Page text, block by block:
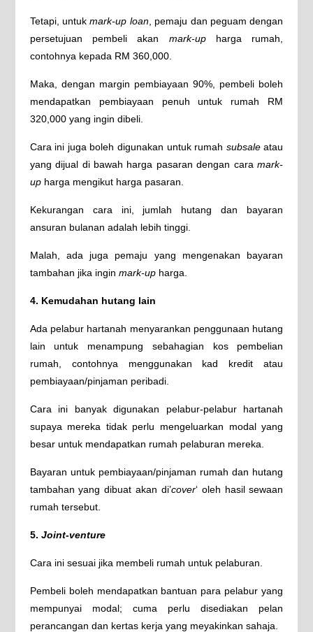
Tetapi, untukmark-up loan, pemaju dan peguam dengan
persetujuan pembeli akan mark-upharga rumah,
contohnya kepada RM 360,000.
Maka, dengan margin pembiayaan 90%, pembeli boleh
mendapatkan pembiayaan penuh untuk rumah RM
320,000 yang ingin dibeli.
Cara ini juga boleh digunakan untuk rumah subsaleatau
yang dijual di bawah harga pasaran dengan caramark-
upharga mengikut harga pasaran.
Kekurangan cara ini, jumlah hutang dan bayaran
ansuran bulanan adalah lebih tinggi.
Malah, ada juga pemaju yang mengenakan bayaran
tambahan jika ingin mark-upharga.
4. Kemudahan hutang lain
Ada pelabur hartanah menyarankan penggunaan hutang
lain untuk menampung sebahagian kos pembelian
rumah, contohnya menggunakan kad kredit atau
pembiayaan/pinjaman peribadi.
Cara ini banyak digunakan pelabur-pelabur hartanah
supaya mereka tidak perlu mengeluarkan modal yang
besar untuk mendapatkan rumah pelaburan mereka.
Bayaran untuk pembiayaan/pinjaman rumah dan hutang
tambahan yang dibuat akan di’cover‘ oleh hasil sewaan
rumah tersebut.
5. Joint-venture
Cara ini sesuai jika membeli rumah untuk pelaburan.
Pembeli boleh mendapatkan bantuan para pelabur yang
mempunyai modal; cuma perlu disediakan pelan
perancangan dan kertas kerja yang meyakinkan sahaja.